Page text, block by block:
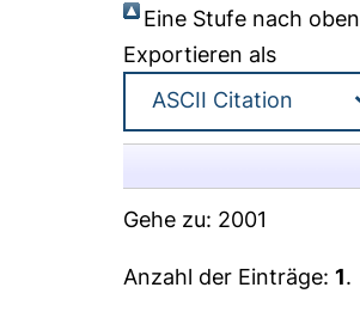
Eine Stufe nach oben
Exportieren als
Gehe zu: 2001
Anzahl der Einträge:1.